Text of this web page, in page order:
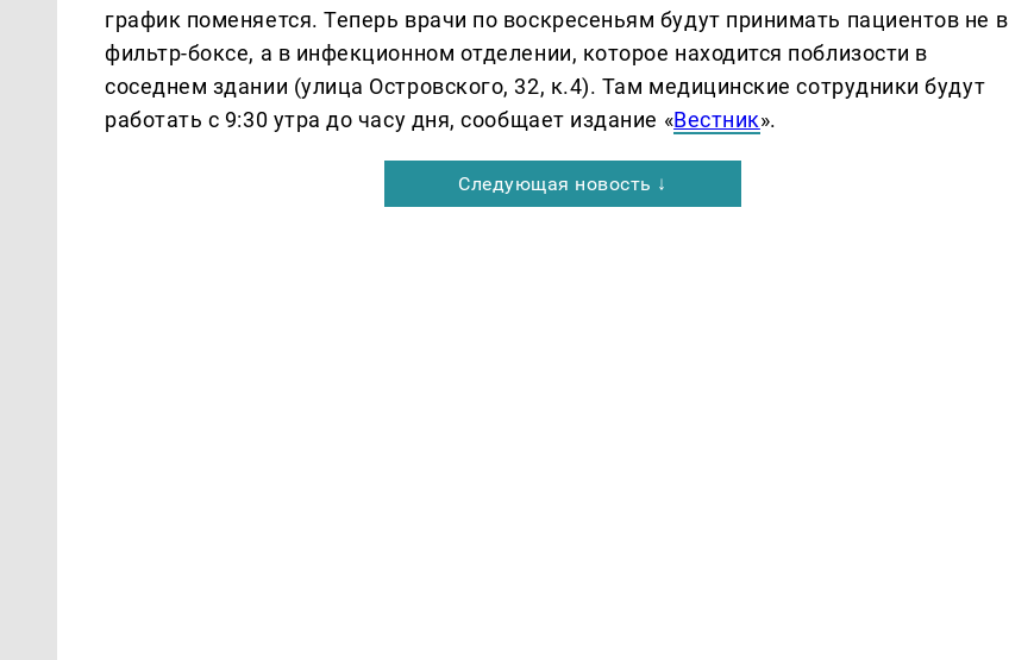
график поменяется. Теперь врачи по воскресеньям будут принимать пациентов не в
фильтр-боксе, а в инфекционном отделении, которое находится поблизости в
соседнем здании (улица Островского, 32, к.4). Там медицинские сотрудники будут
работать с 9:30 утра до часу дня, сообщает издание «Вестник».
Следующая новость ↓